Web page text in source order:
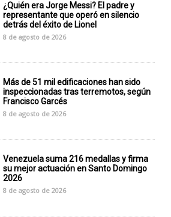
¿Quién era Jorge Messi? El padre y
representante que operó en silencio
detrás del éxito de Lionel
8 de agosto de 2026
Más de 51 mil edificaciones han sido
inspeccionadas tras terremotos, según
Francisco Garcés
8 de agosto de 2026
Venezuela suma 216 medallas y firma
su mejor actuación en Santo Domingo
2026
8 de agosto de 2026